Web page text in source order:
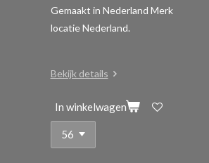
Gemaakt in Nederland Merk
locatie Nederland.
Bekijk details
In winkelwagen